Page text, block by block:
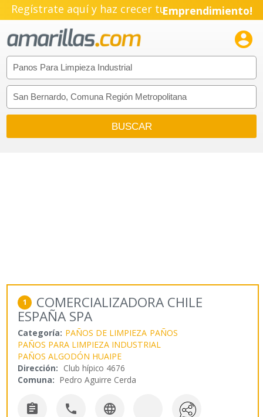
Regístrate aquí y haz crecer tuEmprendimiento!

1 COMERCIALIZADORA CHILE
ESPAÑA SPA
Categoría: PAÑOS DE LIMPIEZA PAÑOS
PAÑOS PARA LIMPIEZA INDUSTRIAL
PAÑOS ALGODÓN HUAIPE
Dirección: Club hípico 4676
Comuna: Pedro Aguirre Cerda
  